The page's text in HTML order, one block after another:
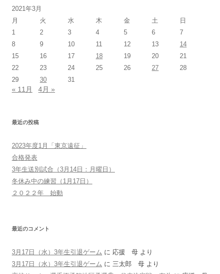
2021年3月
月
火 水 木 金 土
日
1
2 3 4 5 6
7
8
9 10 11 12 13
14
15
16 17 18 19 20
21
22
23 24 25 26 27
28
29
30 31
« 11月 4月 »
最近の投稿
2023年度1月「東京遠征」
合格発表
3年生送別試合（3月14日：月曜日）
冬休み中の練習（1月17日）
２０２２年 始動
最近のコメント
3月17日（水）3年生引退ゲーム に 応援 母 より
3月17日（水）3年生引退ゲーム に 三太郎 母 より